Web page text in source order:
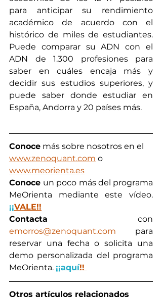
para anticipar su rendimiento
académico de acuerdo con el
histórico de miles de estudiantes.
Puede comparar su ADN con el
ADN de 1.300 profesiones para
saber en cuáles encaja más y
decidir sus estudios superiores, y
puede saber donde estudiar en
España, Andorra y 20 países más.
Conoce más sobre nosotros en el
www.zenoquant.com o
www.meorienta.es
Conoce un poco más del programa
¡¡VALE!!
Contacta
emorros@zenoquant.com para
reservar una fecha o solicita una
demo personalizada del programa
MeOrienta. ¡¡aquí!!
Otros artículos relacionados